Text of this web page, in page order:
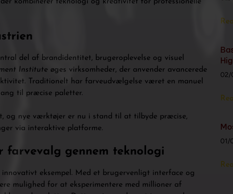
del af brandidentitet, brugeroplevelse og visuel
Institute øges virksomheder, der anvender avancerede
Traditionelt har farveudvælgelse været en manuel
til præcise paletter.
og nye værktøjer er nu i stand til at tilbyde præcise,
via interaktive platforme.
farvevalg gennem teknologi
eksempel. Med et brugervenligt interface og
mulighed for at eksperimentere med millioner af
02/
01/